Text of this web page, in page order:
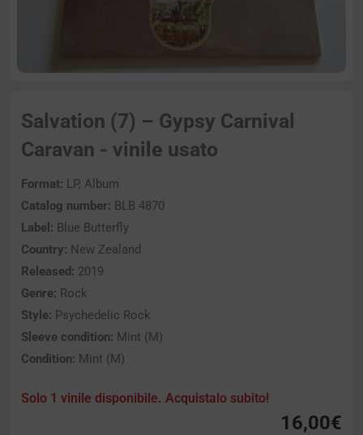
Salvation (7) – Gypsy Carnival
Caravan - vinile usato
Format: LP, Album
Catalog number: BLB 4870
Label: Blue Butterfly
Country: New Zealand
Released: 2019
Genre: Rock
Style: Psychedelic Rock
Sleeve condition: Mint (M)
Condition: Mint (M)
Solo 1 vinile disponibile. Acquistalo subito!
16,00€